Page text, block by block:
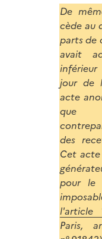
De
cède au
parts de
avait
jour de
acte
que
des
Cet
pour le
l'article
Paris,